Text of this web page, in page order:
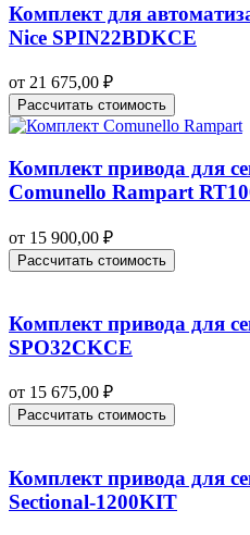
Комплект для
Nice SPIN22BDKCE
от 21 675,00 ₽
Рассчитать стоимость
Комплект привода для
Comunello Rampart
от 15 900,00 ₽
Рассчитать стоимость
Комплект привода для
SPO32CKCE
от 15 675,00 ₽
Рассчитать стоимость
Комплект привода для
Sectional-1200KIT